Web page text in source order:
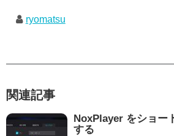
ryomatsu
関連記事
NoxPlayer をショー
する